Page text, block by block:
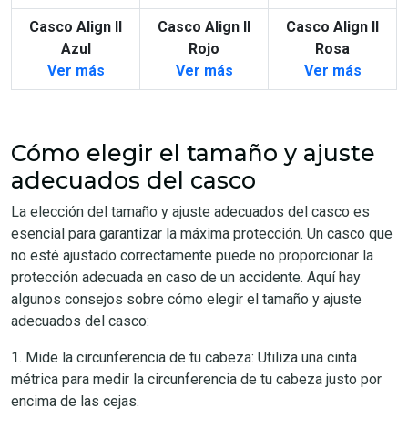
Casco Align II
Azul
Ver más
Casco Align II
Rojo
Ver más
Casco Align II
Rosa
Ver más
Cómo elegir el tamaño y ajuste
adecuados del casco
La elección del tamaño y ajuste adecuados del casco es
esencial para garantizar la máxima protección. Un casco que
no esté ajustado correctamente puede no proporcionar la
protección adecuada en caso de un accidente. Aquí hay
algunos consejos sobre cómo elegir el tamaño y ajuste
adecuados del casco:
1. Mide la circunferencia de tu cabeza: Utiliza una cinta
métrica para medir la circunferencia de tu cabeza justo por
encima de las cejas.